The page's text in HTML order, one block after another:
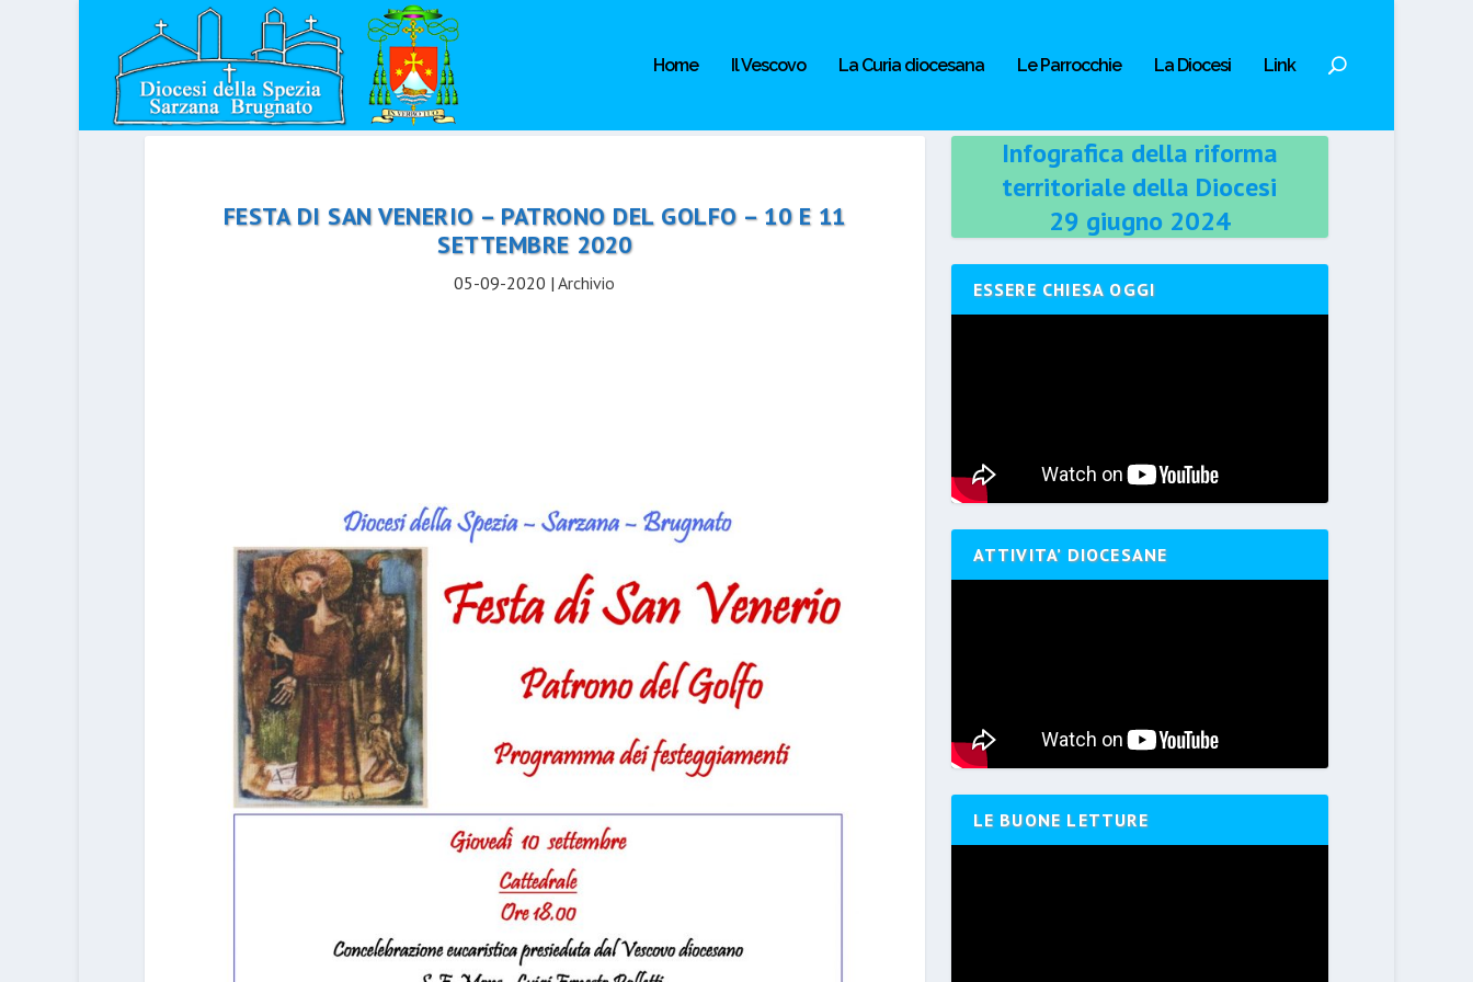
Home Il Vescovo La Curia diocesana Le Parrocchie La Diocesi Link
FESTA DI SAN VENERIO – PATRONO DEL GOLFO – 10 E 11
SETTEMBRE 2020
05-09-2020 |Archivio
Infografica della riforma
territoriale della Diocesi
29 giugno 2024
ESSERE CHIESA OGGI
ATTIVITA’ DIOCESANE
LE BUONE LETTURE